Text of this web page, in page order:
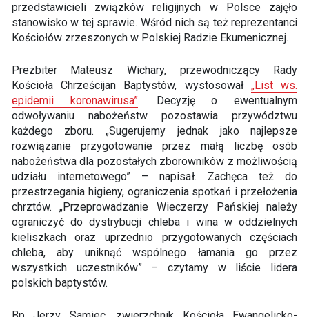
przedstawicieli związków religijnych w Polsce zajęło
stanowisko w tej sprawie. Wśród nich są też reprezentanci
Kościołów zrzeszonych w Polskiej Radzie Ekumenicznej.
Prezbiter Mateusz Wichary, przewodniczący Rady
Kościoła Chrześcijan Baptystów, wystosował „List ws.
epidemii koronawirusa”. Decyzję o ewentualnym
odwoływaniu nabożeństw pozostawia przywództwu
każdego zboru. „Sugerujemy jednak jako najlepsze
rozwiązanie przygotowanie przez małą liczbę osób
nabożeństwa dla pozostałych zborowników z możliwością
udziału internetowego” – napisał. Zachęca też do
przestrzegania higieny, ograniczenia spotkań i przełożenia
chrztów. „Przeprowadzanie Wieczerzy Pańskiej należy
ograniczyć do dystrybucji chleba i wina w oddzielnych
kieliszkach oraz uprzednio przygotowanych częściach
chleba, aby uniknąć wspólnego łamania go przez
wszystkich uczestników” – czytamy w liście lidera
polskich baptystów.